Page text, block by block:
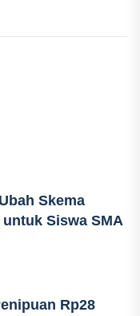
Skema
Siswa SMA
Rp28